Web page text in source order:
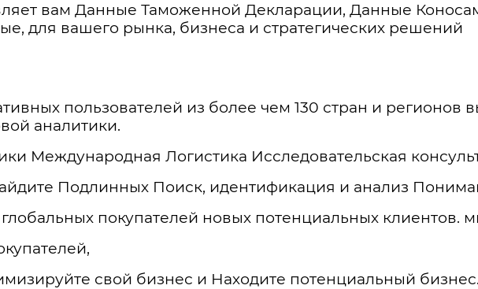
вам Данные Таможенной Декларации, Данные
для вашего рынка, бизнеса и стратегических решений
пользователей из более чем 130 стран и
аналитики.
Международная Логистика Исследовательская
Подлинных Поиск, идентификация и анализ
покупателей новых потенциальных клиентов.
свой бизнес и Находите потенциальный бизнес.